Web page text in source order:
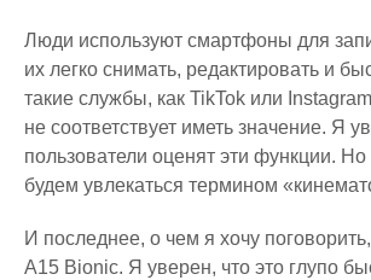
Люди используют смартфоны для
их легко снимать, редактировать и
такие службы, как TikTok или
не соответствует иметь значение. Я
пользователи оценят эти функции.
будем увлекаться термином
И последнее, о чем я хочу
A15 Bionic. Я уверен, что это глупо